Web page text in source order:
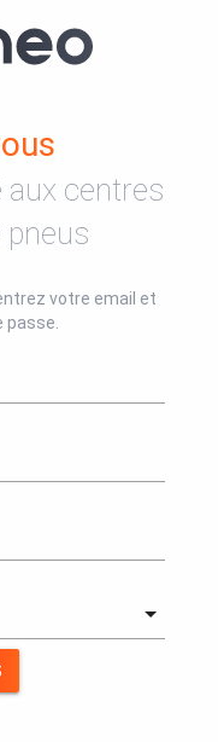
aux centres
pneus
votre email et